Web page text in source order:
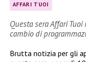
AFFARI TUOI
Questa sera Affari
cambio di
Brutta notizia per gli